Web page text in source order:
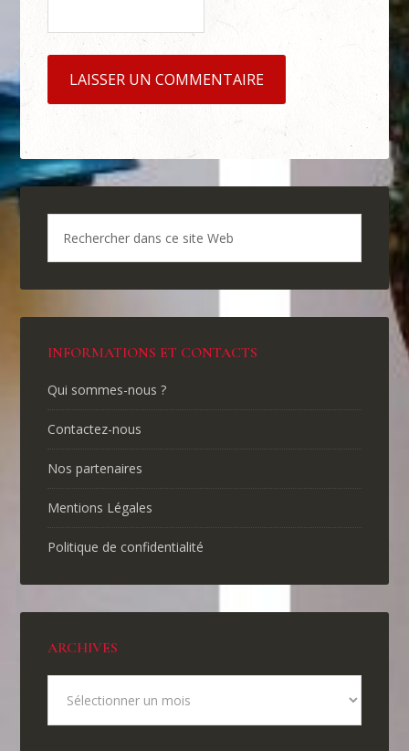
INFORMATIONS ET CONTACTS
Qui sommes-nous ?
Contactez-nous
Nos partenaires
Mentions Légales
Politique de confidentialité
ARCHIVES